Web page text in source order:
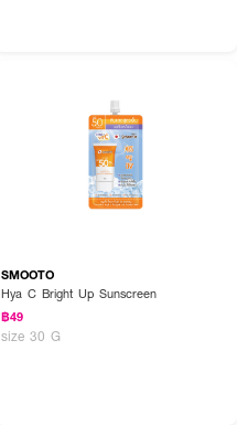
SMOOTO
Hya C Bright Up Sunscreen
฿49
size 30 G